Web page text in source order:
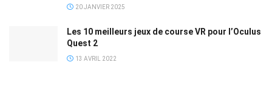
20 JANVIER 2025
Les 10 meilleurs jeux de course VR pour l’Oculus
Quest 2
13 AVRIL 2022